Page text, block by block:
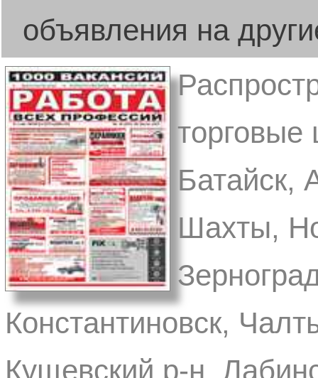
объявления на
торговые
Батайск,
Шахты,
Константиновск,
Кущевский р-н,